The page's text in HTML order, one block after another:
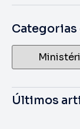
Categorias
Últimos